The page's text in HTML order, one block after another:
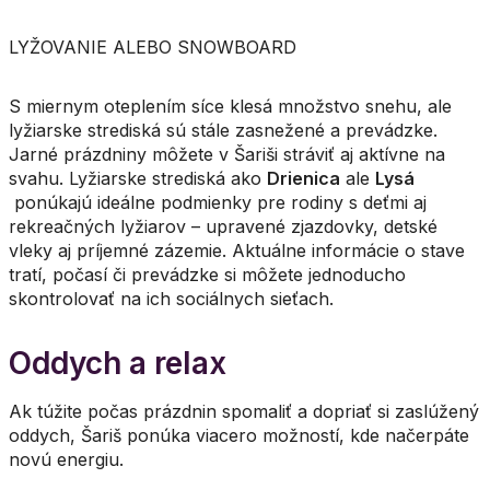
LYŽOVANIE ALEBO SNOWBOARD
S miernym oteplením síce klesá množstvo snehu, ale
lyžiarske strediská sú stále zasnežené a prevádzke.
Jarné prázdniny môžete v Šariši stráviť aj aktívne na
svahu. Lyžiarske strediská ako Drienica ale Lysá
ponúkajú ideálne podmienky pre rodiny s deťmi aj
rekreačných lyžiarov – upravené zjazdovky, detské
vleky aj príjemné zázemie. Aktuálne informácie o stave
tratí, počasí či prevádzke si môžete jednoducho
skontrolovať na ich sociálnych sieťach.
Oddych a relax
Ak túžite počas prázdnin spomaliť a dopriať si zaslúžený
oddych, Šariš ponúka viacero možností, kde načerpáte
novú energiu.